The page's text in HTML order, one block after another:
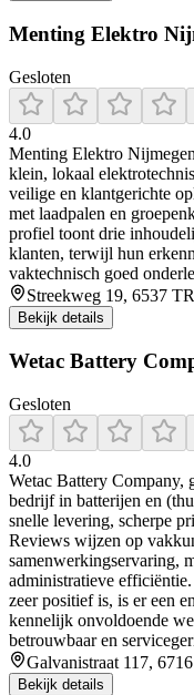
Menting Elektro
Gesloten
4.0
Menting Elektro
klein, lokaal
veilige en klantgerichte
met laadpalen en
profiel toont drie
klanten, terwijl hun
vaktechnisch goed
Streekweg 19, 6537
Bekijk details
Wetac Battery
Gesloten
4.0
Wetac Battery Company,
bedrijf in batterijen en
snelle levering, scherpe
Reviews wijzen op
samenwerkingservaring,
administratieve
zeer positief is, is er een
kennelijk onvoldoende
betrouwbaar en
Galvanistraat 117,
Bekijk details